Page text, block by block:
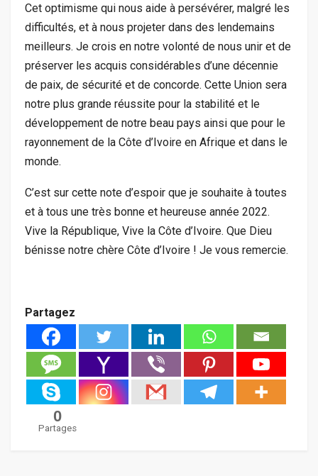
Cet optimisme qui nous aide à persévérer, malgré les
difficultés, et à nous projeter dans des lendemains
meilleurs. Je crois en notre volonté de nous unir et de
préserver les acquis considérables d’une décennie
de paix, de sécurité et de concorde. Cette Union sera
notre plus grande réussite pour la stabilité et le
développement de notre beau pays ainsi que pour le
rayonnement de la Côte d’Ivoire en Afrique et dans le
monde.
C’est sur cette note d’espoir que je souhaite à toutes
et à tous une très bonne et heureuse année 2022.
Vive la République, Vive la Côte d’Ivoire. Que Dieu
bénisse notre chère Côte d’Ivoire ! Je vous remercie.
Partagez
0
Partages